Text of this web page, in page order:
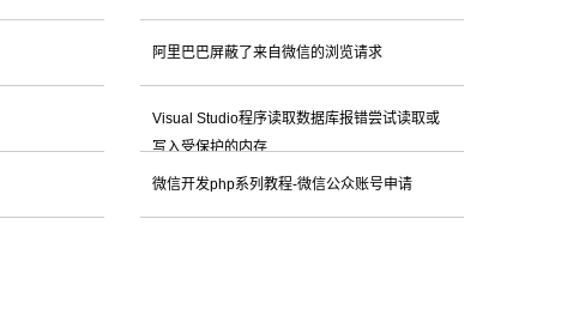
阿里巴巴屏蔽了来自微信的浏览请求
Visual Studio程序读取数据库报错尝试读取或
写入受保护的内存...
微信开发php系列教程-微信公众账号申请